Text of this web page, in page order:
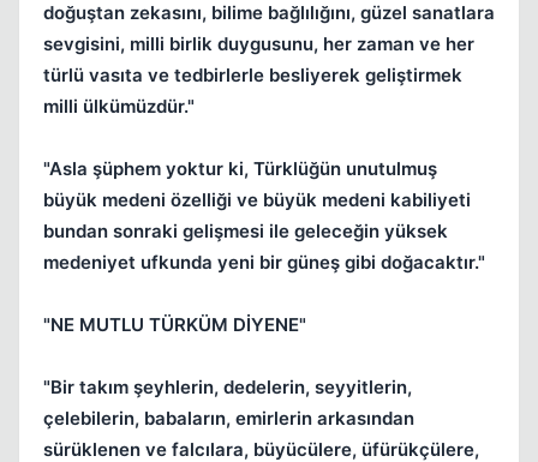
doğuştan zekasını, bilime bağlılığını, güzel sanatlara
sevgisini, milli birlik duygusunu, her zaman ve her
türlü vasıta ve tedbirlerle besliyerek geliştirmek
milli ülkümüzdür."
"Asla şüphem yoktur ki, Türklüğün unutulmuş
büyük medeni özelliği ve büyük medeni kabiliyeti
bundan sonraki gelişmesi ile geleceğin yüksek
medeniyet ufkunda yeni bir güneş gibi doğacaktır."
"NE MUTLU TÜRKÜM DİYENE"
"Bir takım şeyhlerin, dedelerin, seyyitlerin,
çelebilerin, babaların, emirlerin arkasından
sürüklenen ve falcılara, büyücülere, üfürükçülere,